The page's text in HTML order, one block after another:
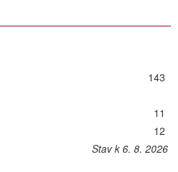
143
11
12
Stav k 6. 8. 2026